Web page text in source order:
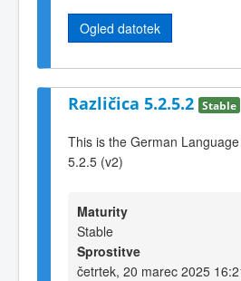
Ogled datotek
Različica 5.2.5.2 Stable
This is the German
5.2.5 (v2)
Maturity
Stable
Sprostitve
četrtek, 20 marec 2025